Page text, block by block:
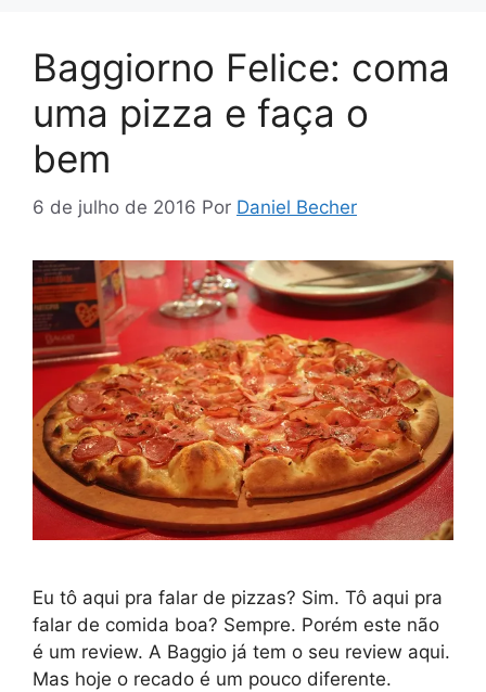
Baggiorno Felice: coma
uma pizza e faça o
bem
6 de julho de 2016 Por Daniel Becher
Eu tô aqui pra falar de pizzas? Sim. Tô aqui pra
falar de comida boa? Sempre. Porém este não
é um review. A Baggio já tem o seu review aqui.
Mas hoje o recado é um pouco diferente.